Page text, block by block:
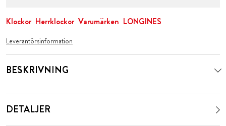
Klockor Herrklockor Varumärken LONGINES
Leverantörsinformation
BESKRIVNING
DETALJER